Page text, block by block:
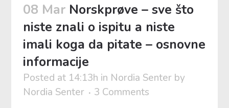
08 Mar Norskprøve – sve što
niste znali o ispitu a niste
imali koga da pitate – osnovne
informacije
Posted at 14:13h in Nordia Senter by
Nordia Senter
3 Comments